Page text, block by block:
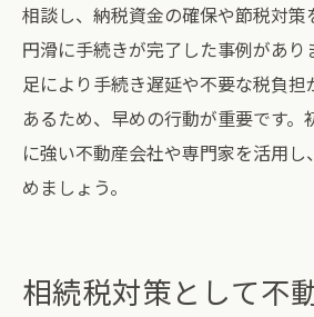
相談し、納税資金の確保や節税対策
円滑に手続きが完了した事例があり
足により手続き遅延や不要な税負担
あるため、早めの行動が重要です。
に強い不動産会社や専門家を活用
めましょう。
相続税対策として不